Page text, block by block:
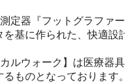
定器『フットグラファ
基に作られた、快適設
ルウォーク】は医療器
ものとなっております。